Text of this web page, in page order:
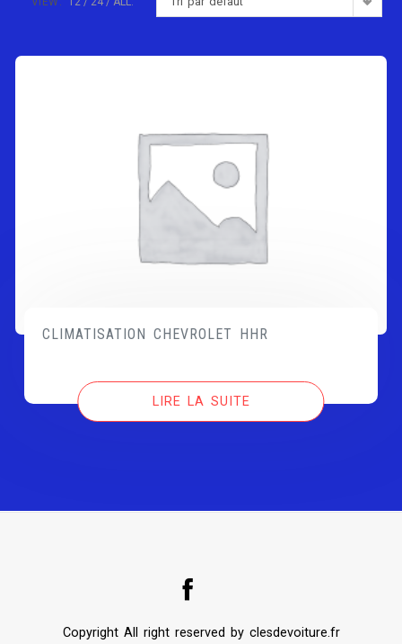
CLIMATISATION CHEVROLET HHR
LIRE LA SUITE
Copyright All right reserved by clesdevoiture.fr